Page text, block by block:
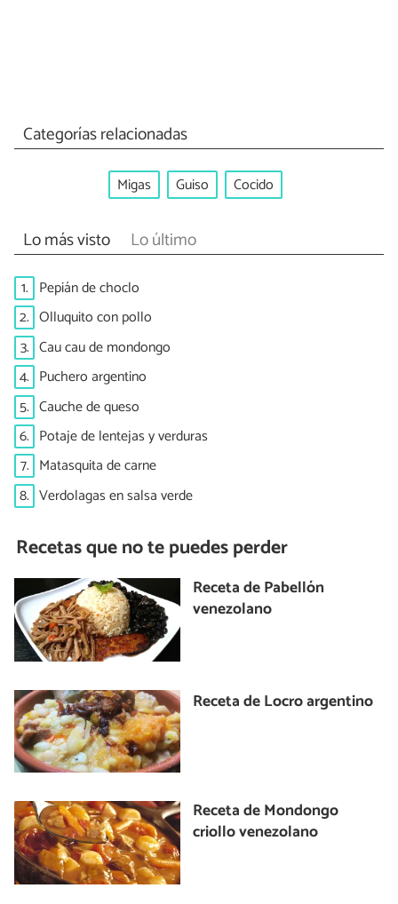
Categorías relacionadas
Migas Guiso Cocido
Lo más visto Lo último
1. Pepián de choclo
2. Olluquito con pollo
3. Cau cau de mondongo
4. Puchero argentino
5. Cauche de queso
6. Potaje de lentejas y verduras
7. Matasquita de carne
8. Verdolagas en salsa verde
Recetas que no te puedes perder
Receta de Pabellón
venezolano
Receta de Locro argentino
Receta de Mondongo
criollo venezolano